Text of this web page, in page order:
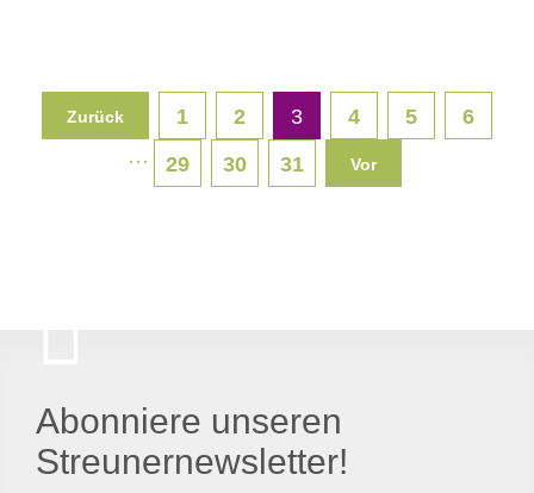
Zurück 1 2 3 4 5
6
···
29 30 31 Vor
Abonniere unseren
Streunernewsletter!